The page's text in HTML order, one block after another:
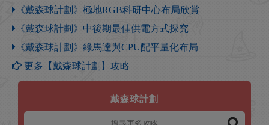
《戴森球計劃》極地RGB科研中心布局欣賞
《戴森球計劃》中後期最佳供電方式探究
《戴森球計劃》綠馬達與CPU配平量化布局
更多【戴森球計劃】攻略
戴森球計劃